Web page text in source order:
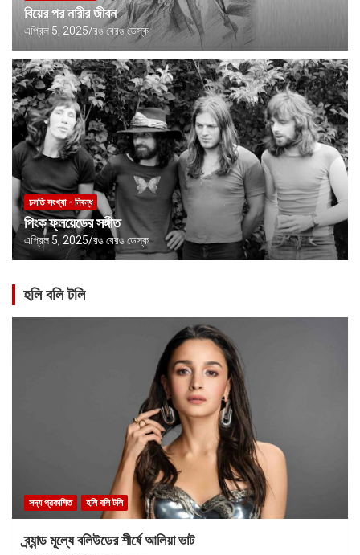
বিয়ের পর নারীর জীবন
এপ্রিল 5, 2025 রঙ বেরঙ ডেস্ক
চলতি সংখ্যা - নিবন্ধ
পিংক ফ্লয়েডের সঙ্গীত
এপ্রিল 5, 2025 রঙ বেরঙ ডেস্ক
হলি বলি টলি
সদ্য প্রকাশিত হলি বলি টলি
ব্র্যান্ড মূল্যে বলিউডের শীর্ষে আলিয়া ভাট